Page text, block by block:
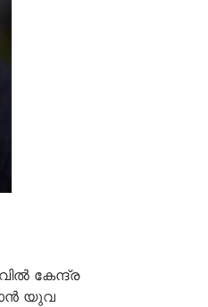
കേന്ദ്ര
യുവ